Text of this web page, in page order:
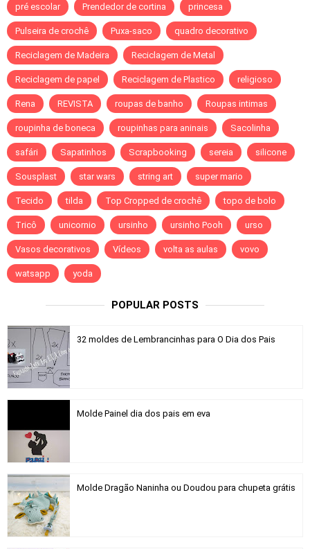
pré escolar Prendedor de cortina princesa
Pulseira de crochê Puxa-saco quadro decorativo
Reciclagem de Madeira Reciclagem de Metal
Reciclagem de papel Reciclagem de Plastico religioso
Rena REVISTA roupas de banho Roupas intimas
roupinha de boneca roupinhas para aninais Sacolinha
safári Sapatinhos Scrapbooking sereia silicone
Sousplast star wars string art super mario
Tecido tilda Top Cropped de crochê topo de bolo
Tricô unicornio ursinho ursinho Pooh urso
Vasos decorativos Vídeos volta as aulas vovo
watsapp yoda
POPULAR POSTS
32 moldes de Lembrancinhas para O Dia dos Pais
Molde Painel dia dos pais em eva
Molde Dragão Naninha ou Doudou para chupeta grátis